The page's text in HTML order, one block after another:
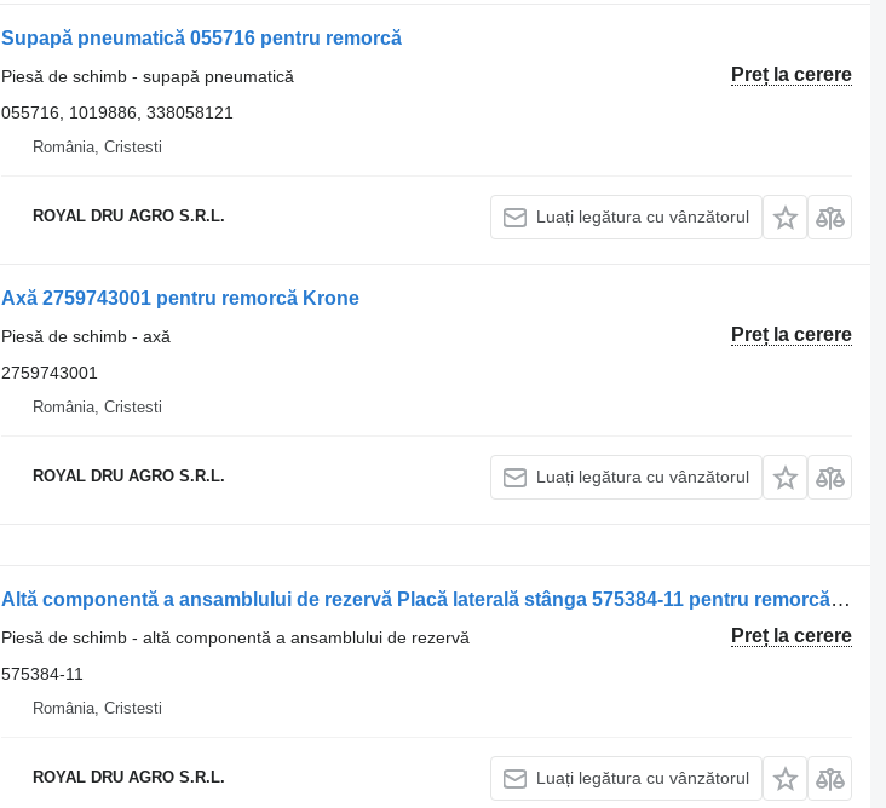
Supapă pneumatică 055716 pentru remorcă
Preț la cerere
Piesă de schimb - supapă pneumatică
055716, 1019886, 338058121
România, Cristesti
ROYAL DRU AGRO S.R.L. Luați legătura cu vânzătorul
Axă 2759743001 pentru remorcă Krone
Preț la cerere
Piesă de schimb - axă
2759743001
România, Cristesti
ROYAL DRU AGRO S.R.L. Luați legătura cu vânzătorul
Altă componentă a ansamblului de rezervă Placă laterală stânga 575384-11 pentru remorcă Kögel
Preț la cerere
Piesă de schimb - altă componentă a ansamblului de rezervă
575384-11
România, Cristesti
ROYAL DRU AGRO S.R.L. Luați legătura cu vânzătorul